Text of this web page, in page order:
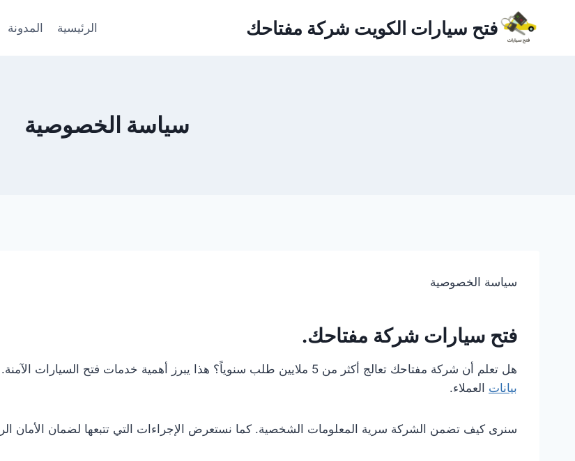
فتح سيارات الكويت شركة مفتاحك الرئيسية المدونة
سياسة الخصوصية
سياسة الخصوصية
فتح سيارات شركة مفتاحك.
هل تعلم أن شركة مفتاحك تعالج أكثر من 5 ملايين طلب سنوياً؟ هذا يبرز أهمية خدمات فتح السيارات الآمنة. سنستعرض سياسة الخصوصية التي تتبعها الشركة
بيانات العملاء.
سنرى كيف تضمن الشركة سرية المعلومات الشخصية. كما نستعرض الإجراءات التي تتبعها لضمان الأمان